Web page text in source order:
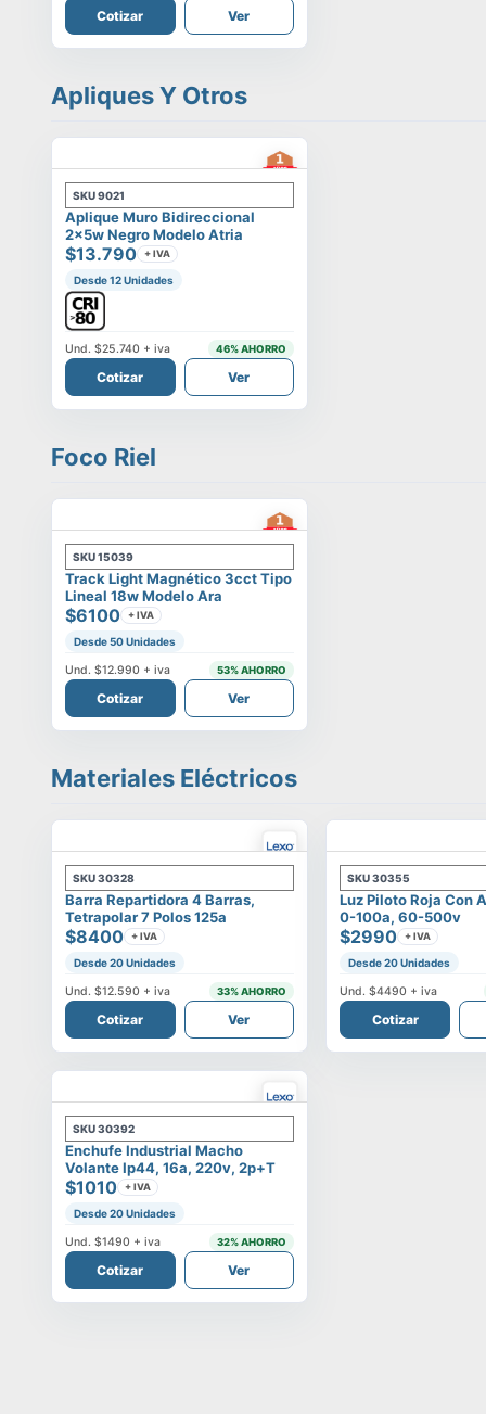
Cotizar Ver
Apliques Y Otros
SKU9021
Aplique Muro Bidireccional
2x5w Negro Modelo Atria
$13.790 + IVA
Desde 12 Unidades
Und.$25.740 + iva 46% AHORRO
Cotizar Ver
Foco Riel
SKU15039
Track Light Magnético 3cct Tipo
Lineal 18w Modelo Ara
$6100 + IVA
Desde 50 Unidades
Und.$12.990 + iva 53% AHORRO
Cotizar Ver
Materiales Eléctricos
SKU30328
Barra Repartidora 4 Barras,
Tetrapolar 7 Polos 125a
$8400 + IVA
Desde 20 Unidades
Und.$12.590 + iva 33% AHORRO
Cotizar Ver
SKU30355
Luz Piloto Roja Con
0-100a, 60-500v
$2990 + IVA
Desde 20 Unidades
Und.$4490 + iva
Cotizar
SKU30392
Enchufe Industrial Macho
Volante Ip44, 16a, 220v, 2p+t
$1010 + IVA
Desde 20 Unidades
Und.$1490 + iva 32% AHORRO
Cotizar Ver